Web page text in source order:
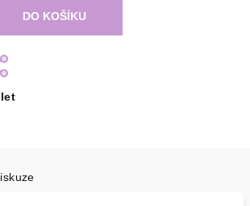
DO KOŠÍKU